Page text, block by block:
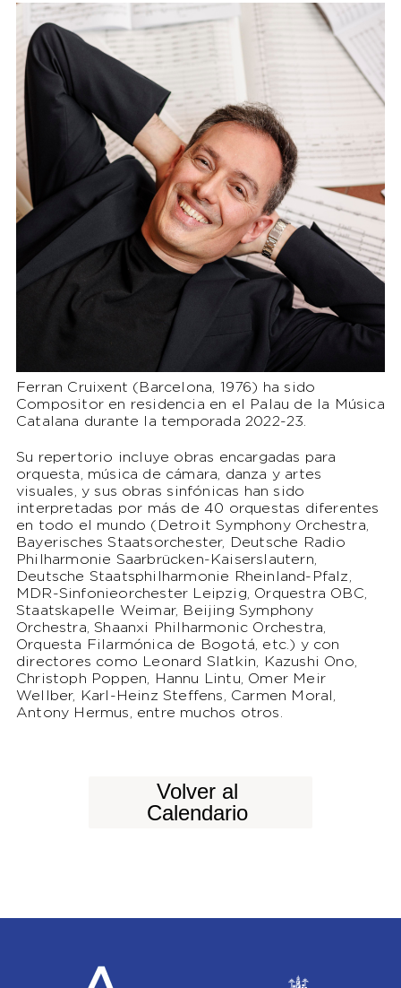
Ferran Cruixent (Barcelona, 1976) ha sido
Compositor en residencia en el Palau de la Música
Catalana durante la temporada 2022-23.
Su repertorio incluye obras encargadas para
orquesta, música de cámara, danza y artes
visuales, y sus obras sinfónicas han sido
interpretadas por más de 40 orquestas diferentes
en todo el mundo (Detroit Symphony Orchestra,
Bayerisches Staatsorchester, Deutsche Radio
Philharmonie Saarbrücken-Kaiserslautern,
Deutsche Staatsphilharmonie Rheinland-Pfalz,
MDR-Sinfonieorchester Leipzig, Orquestra OBC,
Staatskapelle Weimar, Beijing Symphony
Orchestra, Shaanxi Philharmonic Orchestra,
Orquesta Filarmónica de Bogotá, etc.) y con
directores como Leonard Slatkin, Kazushi Ono,
Christoph Poppen, Hannu Lintu, Omer Meir
Wellber, Karl-Heinz Steffens, Carmen Moral,
Antony Hermus, entre muchos otros.
Volver al
Calendario